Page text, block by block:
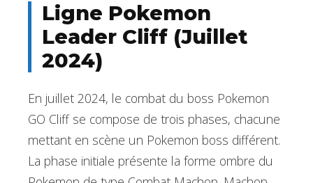
Ligne Pokemon
Leader Cliff (Juillet
2024)
En juillet 2024, le combat du boss Pokemon
GO Cliff se compose de trois phases, chacune
mettant en scène un Pokemon boss différent.
La phase initiale présente la forme ombre du